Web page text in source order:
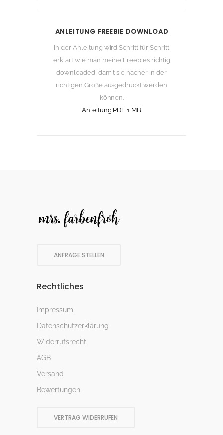
ANLEITUNG FREEBIE DOWNLOAD
In der Anleitung wird Schritt für Schritt
erklärt wie man meine Freebies richtig
downloaded, damit sie nacher in der
richtigen Größe ausgedruckt werden
können.
Anleitung PDF 1 MB
ANFRAGE STELLEN
Rechtliches
Impressum
Datenschutzerklärung
Widerrufsrecht
AGB
Versand
Bewertungen
VERTRAG WIDERRUFEN